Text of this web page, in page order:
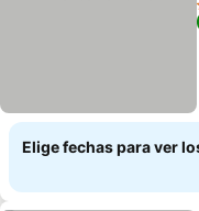
Elige fechas para ver